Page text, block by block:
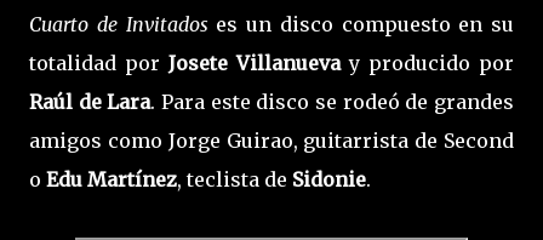
Cuarto de Invitados es un disco compuesto en su
totalidad por Josete Villanuevay producido por
Raúl de Lara. Para este disco se rodeó de grandes
amigos como Jorge Guirao, guitarrista de Second
o Edu Martínez, teclista de Sidonie.